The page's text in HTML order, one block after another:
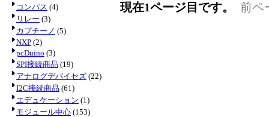
コンパス (4)
リレー (3)
カプチーノ (5)
NXP (2)
pcDuino (3)
SPI接続商品 (19)
アナログデバイセズ (22)
I2C接続商品 (61)
エデュケーション (1)
モジュール中心 (153)
現在1ページ目です。 前ペ